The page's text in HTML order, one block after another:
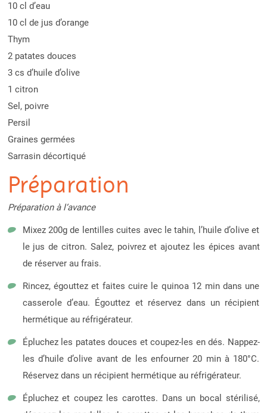
10 cl d’eau
10 cl de jus d’orange
Thym
2 patates douces
3 cs d’huile d’olive
1 citron
Sel, poivre
Persil
Graines germées
Sarrasin décortiqué
Préparation
Préparation à l‘avance
Mixez 200g de lentilles cuites avec le tahin, l’huile d’olive et
le jus de citron. Salez, poivrez et ajoutez les épices avant
de réserver au frais.
Rincez, égouttez et faites cuire le quinoa 12 min dans une
casserole d’eau. Égouttez et réservez dans un récipient
hermétique au réfrigérateur.
Épluchez les patates douces et coupez-les en dés. Nappez-
les d’huile d’olive avant de les enfourner 20 min à 180°C.
Réservez dans un récipient hermétique au réfrigérateur.
Épluchez et coupez les carottes. Dans un bocal stérilisé,